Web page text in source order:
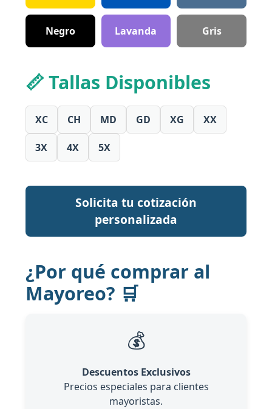
Negro Lavanda Gris
📏 Tallas Disponibles
XC CH MD GD XG XX
3X 4X 5X
Solicita tu cotización
personalizada
¿Por qué comprar al
Mayoreo? 🛒
💰
Descuentos Exclusivos
Precios especiales para clientes
mayoristas.